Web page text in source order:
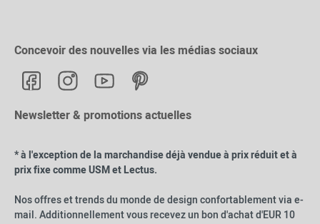
Concevoir des nouvelles via les médias sociaux
Newsletter & promotions actuelles
* à l'exception de la marchandise déjà vendue à prix réduit et à
prix fixe comme USM et Lectus.
Nos offres et trends du monde de design confortablement via e-
mail. Additionnellement vous recevez un bon d'achat d'EUR 10